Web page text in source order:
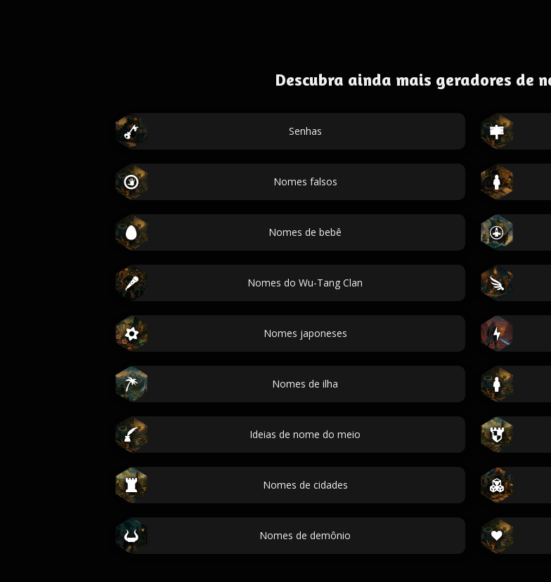
Descubra ainda mais geradores de
Senhas
Nomes falsos
Nomes de bebê
Nomes do Wu-Tang Clan
Nomes japoneses
Nomes de ilha
Ideias de nome do meio
Nomes de cidades
Nomes de demônio